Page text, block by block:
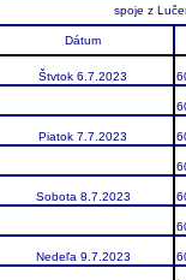
spoje z
Dátum
Štvtok 6.7.2023
Piatok 7.7.2023
Sobota 8.7.2023
Nedeľa 9.7.2023